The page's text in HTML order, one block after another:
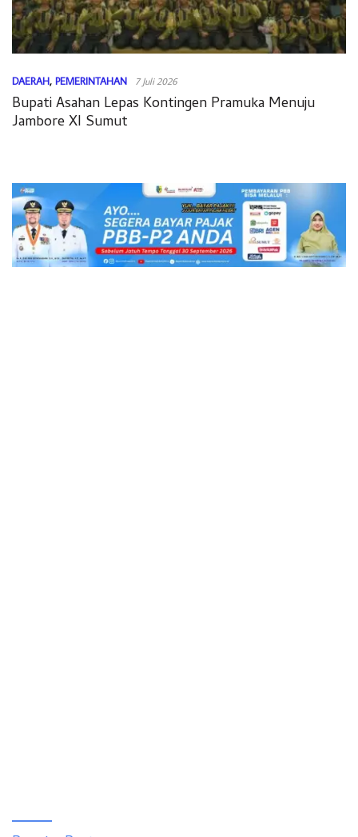
DAERAH, PEMERINTAHAN 7 Juli 2026
Bupati Asahan Lepas Kontingen Pramuka Menuju
Jambore XI Sumut